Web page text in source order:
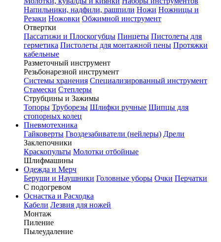
Напильники, надфили, рашпили Ножи Ножницы и
Резаки Ножовки Обжимной инструмент
Отвертки
Пассатижи и Плоскогубцы Пинцеты Пистолеты для
герметика Пистолеты для монтажной пены Протяжки
кабельные
Разметочный инструмент
Резьбонарезной инструмент
Системы хранения Специализированный инструмент
Стамески Степлеры
Струбцины и Зажимы
Топоры Труборезы Шлифки ручные Щипцы для
стопорных колец
Пневмотехника
Гайковерты Гвоздезабиватели (нейлеры) Дрели
Заклепочники
Краскопульты Молотки отбойные
Шлифмашины
Одежда и Мерч
Беруши и Наушники Головные уборы Очки Перчатки
С подогревом
Оснастка и Расходка
Кабели Лезвия для ножей
Монтаж
Пиление
Пылеудаление